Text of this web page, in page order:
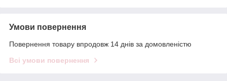
Умови повернення
Повернення товару впродовж 14 днів за домовленістю
Всі умови повернення